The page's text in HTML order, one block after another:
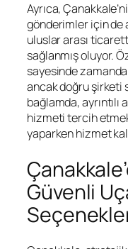
Ayrıca,
gönderimler için de
uluslar arası
sağlanmış oluyor.
sayesinde
ancak doğru şirketi
bağlamda,
hizmeti tercih
yaparken hizmet
Güvenli